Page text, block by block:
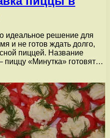
идеальное решение для
и не готов ждать долго,
пиццей. Название
пиццу «Минутка» готовят…